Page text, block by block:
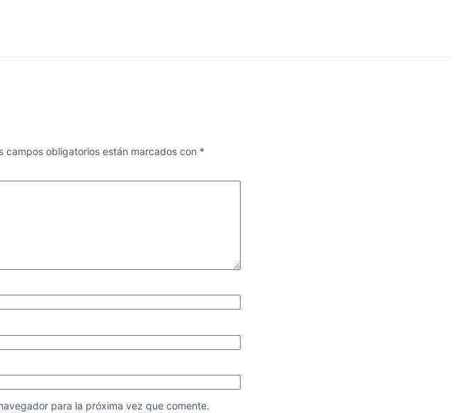
campos obligatorios están marcados con *
para la próxima vez que comente.